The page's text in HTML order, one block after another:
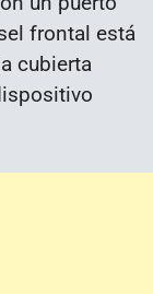
frontal está
cubierta